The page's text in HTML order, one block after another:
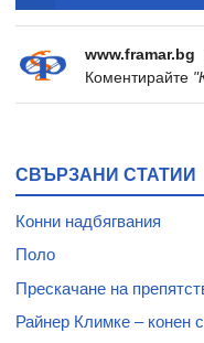
www.framar.bg
Коментирайте
СВЪРЗАНИ СТАТИИ
Конни надбягвания
Поло
Прескачане на
Райнер Климке – конен